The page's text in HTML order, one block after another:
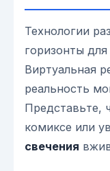
Технологии
горизонты
Виртуальная
реальность
Представьте,
комиксе или
свечения